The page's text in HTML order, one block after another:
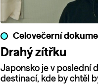
Celovečerní
Drahý zítřku
Japonsko je v poslední
destinací, kde by chtěl